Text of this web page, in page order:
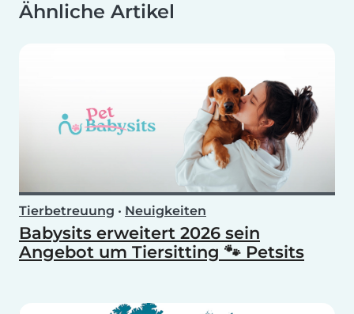
Ähnliche Artikel
Tierbetreuung • Neuigkeiten
Babysits erweitert 2026 sein
Angebot um Tiersitting 🐾 Petsits